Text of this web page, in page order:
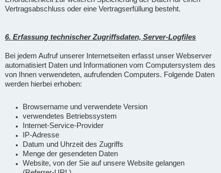
Vertragsabschluss oder eine Vertragserfüllung besteht.
6. Erfassung technischer Zugriffsdaten, Server-Logfiles
Bei jedem Aufruf unserer Internetseiten erfasst unser Webserver
automatisiert Daten und Informationen vom Computersystem des
von Ihnen verwendeten, aufrufenden Computers. Folgende Daten
werden hierbei erhoben:
Browsername und verwendete Version
verwendetes Betriebssystem
Internet-Service-Provider
IP-Adresse
Datum und Uhrzeit des Zugriffs
Menge der gesendeten Daten
Website, von der Sie auf unsere Website gelangen